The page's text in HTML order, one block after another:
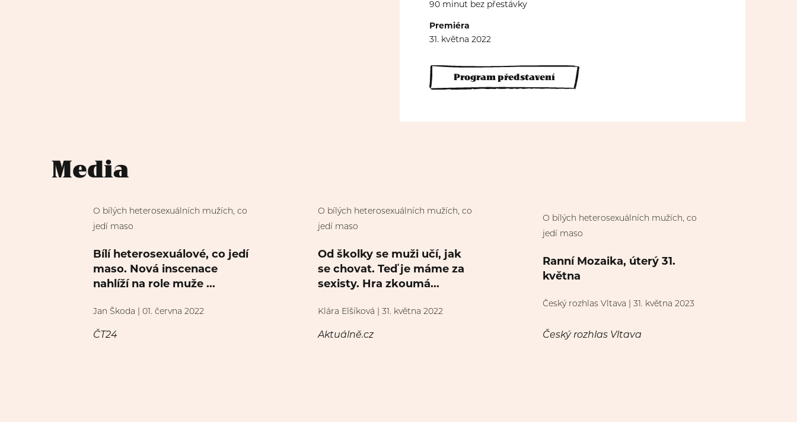
90 minut bez přestávky
Premiéra
31. května 2022
Program představení
Media
O bílých heterosexuálních mužích, co
jedí maso
Bílí heterosexuálové, co jedí
maso. Nová inscenace
nahlíží na role muže ...
Jan Škoda | 01. června 2022
ČT24
O bílých heterosexuálních mužích, co
jedí maso
Od školky se muži učí, jak
se chovat. Teď je máme za
sexisty. Hra zkoumá...
Klára Elšíková | 31. května 2022
Aktuálně.cz
O bílých heterosexuálních mužích, co
jedí maso
Ranní Mozaika, úterý 31.
května
Český rozhlas Vltava | 31. května 2023
Český rozhlas Vltava